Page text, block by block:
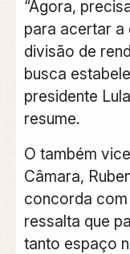
“Agora,
para acertar a
divisão de
busca
presidente
resume.
O também
Câmara,
concorda
ressalta que
tanto espaço